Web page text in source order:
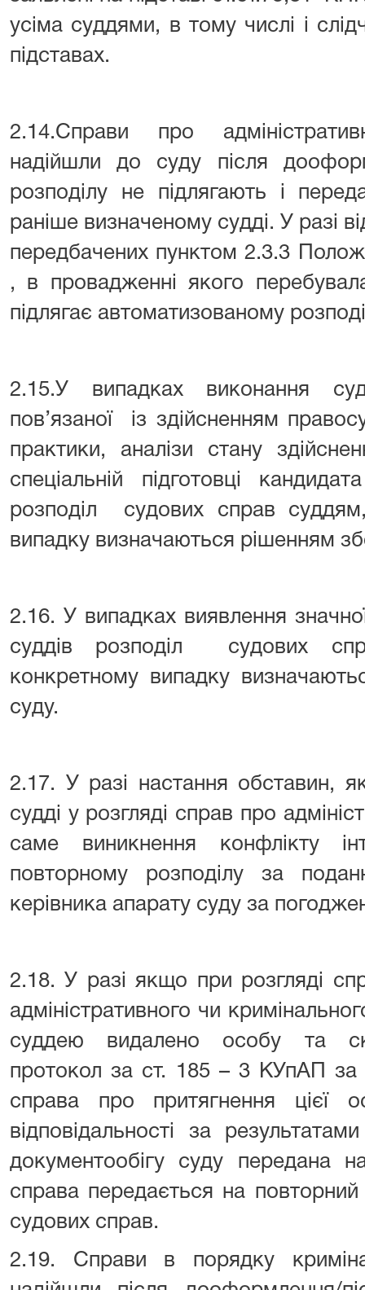
усіма суддями, в тому числі і
підставах.
2.14.Справи про
надійшли до суду після
розподілу не підлягають і
раніше визначеному судді. У разі
передбачених пунктом 2.3.3
, в провадженні якого
підлягає автоматизованому
2.15.У випадках виконання
пов’язаної із здійсненням
практики, аналізи стану
спеціальній підготовці
розподіл судових справ
випадку визначаються рішенням
2.16. У випадках виявлення
суддів розподіл судових
конкретному випадку
суду.
2.17. У разі настання обставин,
судді у розгляді справ про
саме виникнення конфлікту
повторному розподілу за
керівника апарату суду за
2.18. У разі якщо при розгляді
адміністративного чи
суддею видалено особу та
протокол за ст. 185 – 3 КУпАП за
справа про притягнення цієї
відповідальності за
документообігу суду передана
справа передається на
судових справ.
2.19. Справи в порядку